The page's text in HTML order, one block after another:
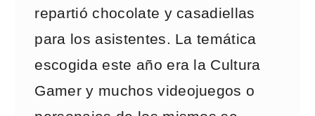
repartió chocolate y casadiellas
para los asistentes. La temática
escogida este año era la Cultura
Gamer y muchos videojuegos o